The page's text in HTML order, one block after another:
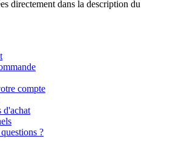
directement dans la description du
compte
d'achat
?